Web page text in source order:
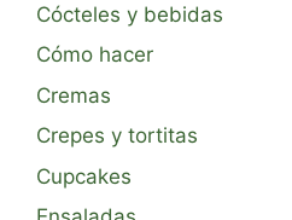
Cócteles y bebidas
Cómo hacer
Cremas
Crepes y tortitas
Cupcakes